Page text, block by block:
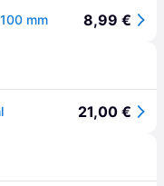
mm 8,99 €
21,00 €